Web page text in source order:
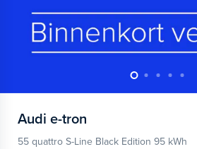
Audi e-tron
55 quattro S-Line Black Edition 95 kWh